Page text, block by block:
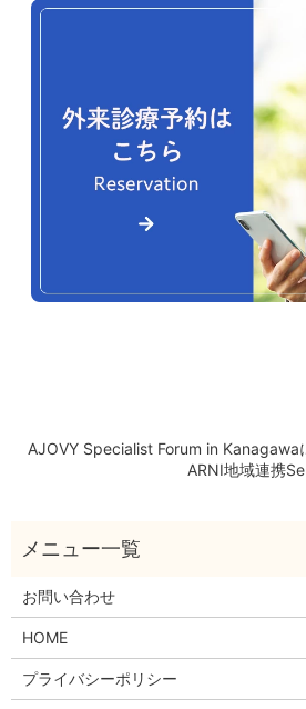
AJOVY Specialist Forum in Kanagawa
ARNI地域連携
お問い合わせ
HOME
プライバシーポリシー